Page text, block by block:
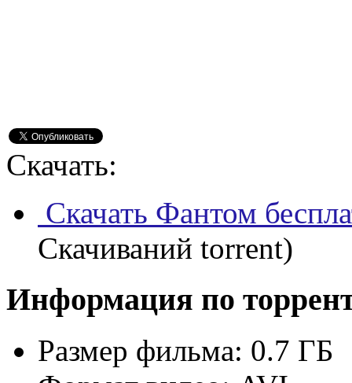
Скачать:
Скачать Фантом
Скачиваний torrent)
Информация по
Размер фильма: 0.7 ГБ